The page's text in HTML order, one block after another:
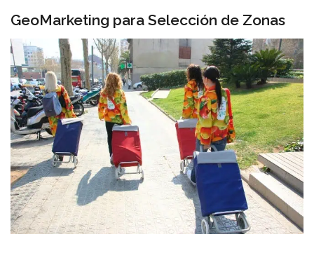
GeoMarketing para Selección de Zonas